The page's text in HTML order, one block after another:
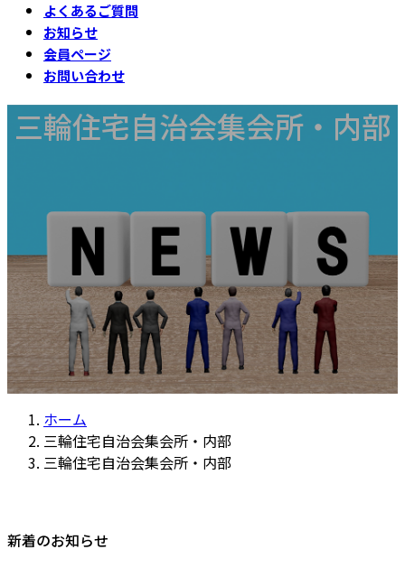
よくあるご質問
お知らせ
会員ページ
お問い合わせ
三輪住宅自治会集会所・内部
ホーム
三輪住宅自治会集会所・内部
三輪住宅自治会集会所・内部
新着のお知らせ